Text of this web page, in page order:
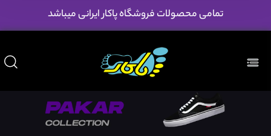
تمامی محصولات فروشگاه پاکار ایرانی میباشد